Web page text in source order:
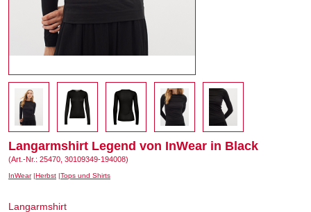
Langarmshirt Legend von InWear in Black
(Art.-Nr.: 25470, 30109349-194008)
InWear Herbst Tops und Shirts
Langarmshirt